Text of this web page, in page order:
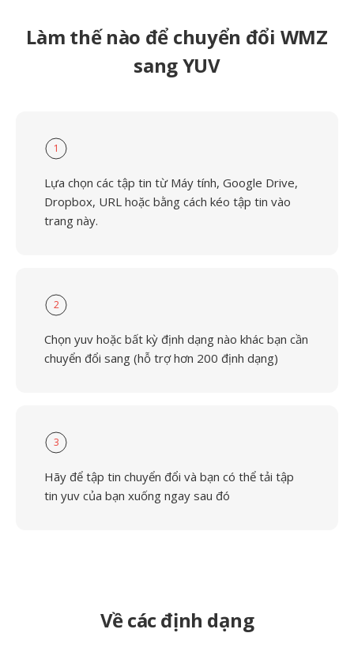
Làm thế nào để chuyển đổi WMZ
sang YUV
1
Lựa chọn các tập tin từ Máy tính, Google Drive,
Dropbox, URL hoặc bằng cách kéo tập tin vào
trang này.
2
Chọn yuv hoặc bất kỳ định dạng nào khác bạn cần
chuyển đổi sang (hỗ trợ hơn 200 định dạng)
3
Hãy để tập tin chuyển đổi và bạn có thể tải tập
tin yuv của bạn xuống ngay sau đó
Về các định dạng